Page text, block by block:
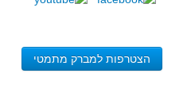
הצטרפות למברק מתמטי